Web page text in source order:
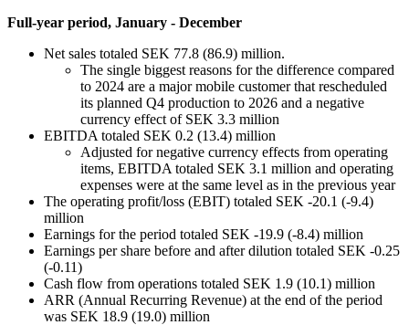
Full-year period, January - December
Net sales totaled SEK 77.8 (86.9) million.
The single biggest reasons for the difference compared
to 2024 are a major mobile customer that rescheduled
its planned Q4 production to 2026 and a negative
currency effect of SEK 3.3 million
EBITDA totaled SEK 0.2 (13.4) million
Adjusted for negative currency effects from operating
items, EBITDA totaled SEK 3.1 million and operating
expenses were at the same level as in the previous year
The operating profit/loss (EBIT) totaled SEK -20.1 (-9.4)
million
Earnings for the period totaled SEK -19.9 (-8.4) million
Earnings per share before and after dilution totaled SEK -0.25
(-0.11)
Cash flow from operations totaled SEK 1.9 (10.1) million
ARR (Annual Recurring Revenue) at the end of the period
was SEK 18.9 (19.0) million